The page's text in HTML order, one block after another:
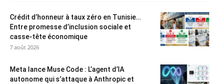
Crédit d’honneur à taux zéro en Tunisie…
Entre promesse d’inclusion sociale et
casse-tête économique
7 août 2026
Meta lance Muse Code : L’agent d’IA
autonome qui s’attaque à Anthropic et